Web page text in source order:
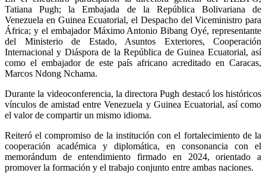
Tatiana Pugh; la Embajada de la República Bolivariana de
Venezuela en Guinea Ecuatorial, el Despacho del Viceministro para
África; y el embajador Máximo Antonio Bibang Oyé, representante
del Ministerio de Estado, Asuntos Exteriores, Cooperación
Internacional y Diáspora de la República de Guinea Ecuatorial, así
como el embajador de este país africano acreditado en Caracas,
Marcos Ndong Nchama.
Durante la videoconferencia, la directora Pugh destacó los históricos
vínculos de amistad entre Venezuela y Guinea Ecuatorial, así como
el valor de compartir un mismo idioma.
Reiteró el compromiso de la institución con el fortalecimiento de la
cooperación académica y diplomática, en consonancia con el
memorándum de entendimiento firmado en 2024, orientado a
promover la formación y el trabajo conjunto entre ambas naciones.